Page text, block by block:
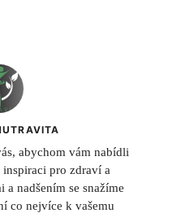
abychom vám nabídli
pro zdraví a
a nadšením se snažíme
co nejvíce k vašemu